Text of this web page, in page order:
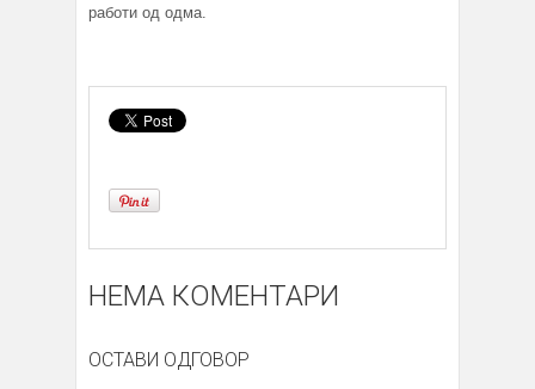
работи од одма.
НЕМА КОМЕНТАРИ
ОСТАВИ ОДГОВОР